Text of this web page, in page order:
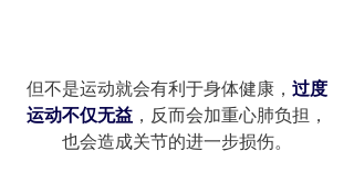
但不是运动就会有利于身体健康， 过度
运动不仅无益 ，反而会加重心肺负担，
也会造成关节的进一步损伤。